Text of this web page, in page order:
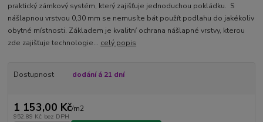
praktický zámkový systém, který zajišťuje jednoduchou pokládku. S
nášlapnou vrstvou 0,30 mm se nemusíte bát použít podlahu do jakékoliv
obytné místnosti. Základem je kvalitní ochrana nášlapné vrstvy, kterou
zde zajišťuje technologie... celý popis
Dostupnost dodání á 21 dní
1 153,00 Kč/m2
952,89 Kč bez DPH